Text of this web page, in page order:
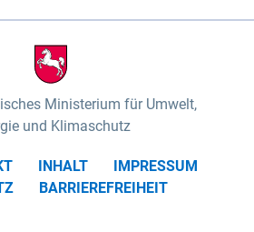
Ministerium für Umwelt,
und Klimaschutz
INHALT
IMPRESSUM
BARRIEREFREIHEIT